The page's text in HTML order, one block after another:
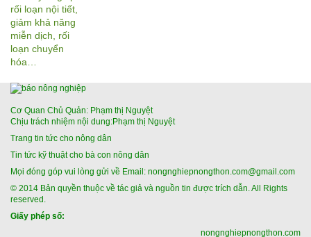
Cơ Quan Chủ Quản: Phạm thị Nguyệt
Chịu trách nhiệm nội dung:Phạm thị Nguyệt
Trang tin tức cho nông dân
Tin tức kỹ thuật cho bà con nông dân
Mọi đóng góp vui lòng gửi về Email: nongnghiepnongthon.com@gmail.com
© 2014 Bản quyền thuộc về tác giả và nguồn tin được trích dẫn. All Rights
reserved.
Giấy phép số:
nongnghiepnongthon.com